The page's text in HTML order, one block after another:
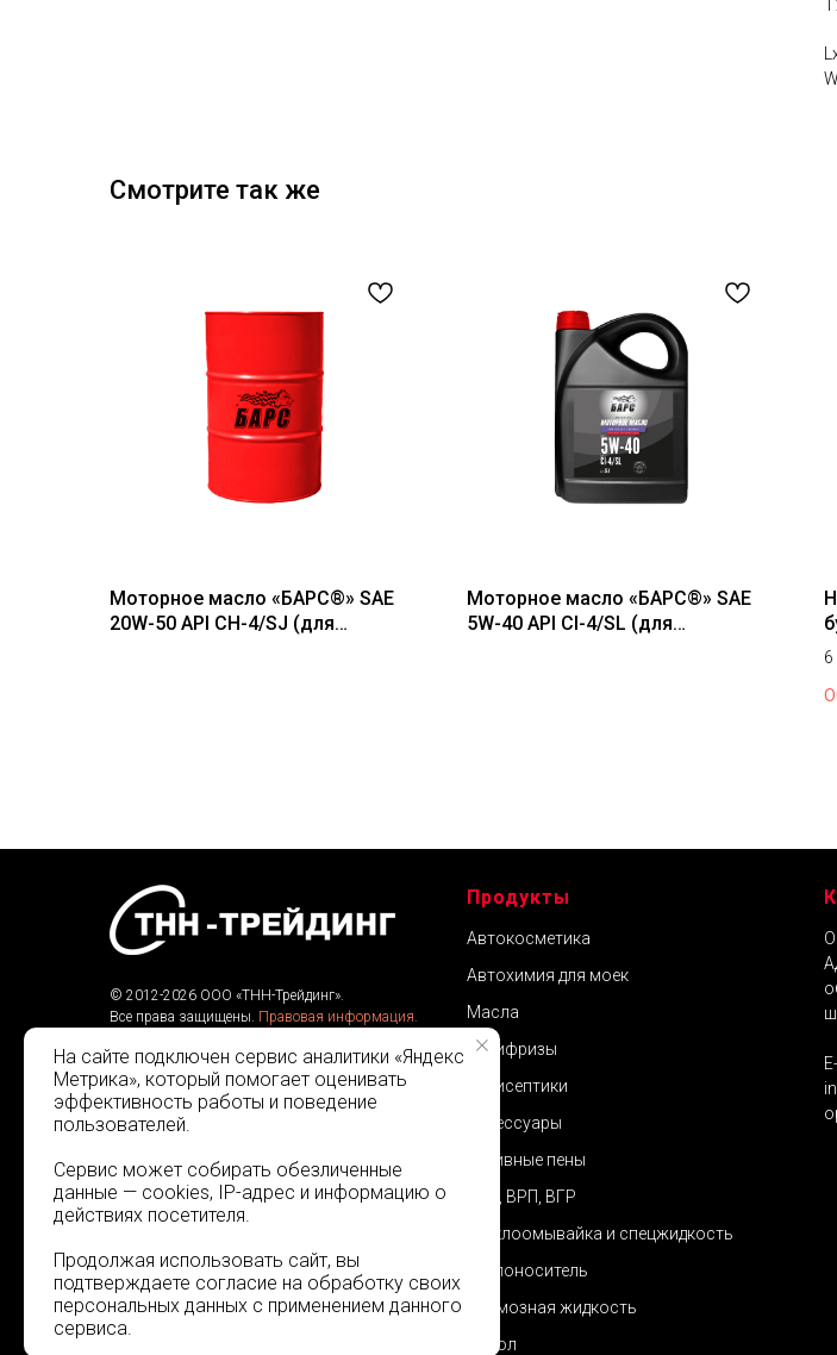
Смотрите так же
Моторное масло «БАРС®» SAE
20W-50 API CH-4/SJ (для
Моторное масло «БАРС®» SAE
5W-40 API CI-4/SL (для
© 2012-2026 ООО «ТНН-Трейдинг».
Все права защищены. Правовая информация.
Продукты
Автокосметика
Автохимия для моек
Масла
Антифризы
Антисептики
Аксессуары
Активные пены
ВРЭ, ВРП, ВГР
Стеклоомывайка и спецжидкость
Теплоноситель
Тормозная жидкость
Тосол
На сайте подключен сервис аналитики «Яндекс
Метрика», который помогает оценивать
эффективность работы и поведение
пользователей.
Сервис может собирать обезличенные
данные — cookies, IP-адрес и информацию о
действиях посетителя.
Продолжая использовать сайт, вы
подтверждаете согласие на обработку своих
персональных данных с применением данного
сервиса.